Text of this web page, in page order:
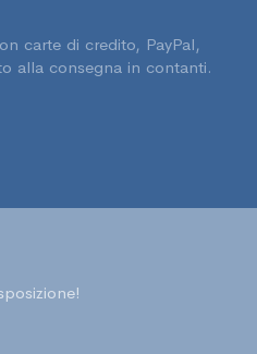
carte di credito, PayPal,
alla consegna in contanti.